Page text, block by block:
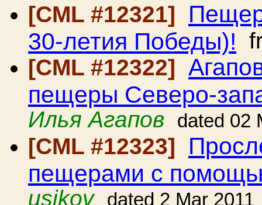
[CML #12321]
30-летия Победы)!
[CML #12322]
пещеры Северо-
Илья Агапов
dated 02
[CML #12323]
пещерами с
usikov
dated 2 Mar 2011